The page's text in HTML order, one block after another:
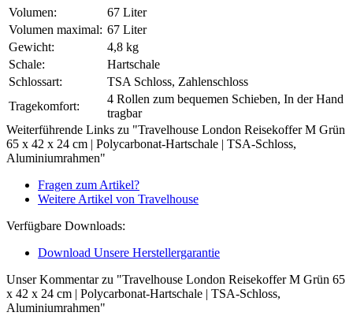
Volumen:
67 Liter
Volumen maximal: 67 Liter
Gewicht:
4,8 kg
Schale:
Hartschale
Schlossart:
TSA Schloss, Zahlenschloss
Tragekomfort:
4 Rollen zum bequemen Schieben, In der Hand
tragbar
Weiterführende Links zu "Travelhouse London Reisekoffer M Grün
65 x 42 x 24 cm | Polycarbonat-Hartschale | TSA-Schloss,
Aluminiumrahmen"
Fragen zum Artikel?
Weitere Artikel von Travelhouse
Verfügbare Downloads:
Download Unsere Herstellergarantie
Unser Kommentar zu "Travelhouse London Reisekoffer M Grün 65
x 42 x 24 cm | Polycarbonat-Hartschale | TSA-Schloss,
Aluminiumrahmen"